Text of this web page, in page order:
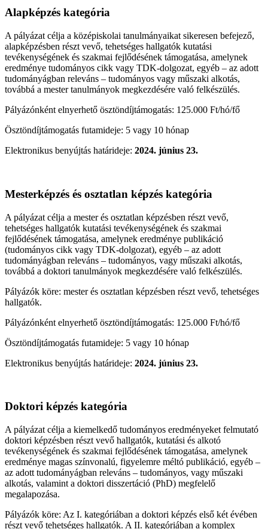
Alapképzés kategória
A pályázat célja a középiskolai tanulmányaikat sikeresen befejező,
alapképzésben részt vevő, tehetséges hallgatók kutatási
tevékenységének és szakmai fejlődésének támogatása, amelynek
eredménye tudományos cikk vagy TDK-dolgozat, egyéb – az adott
tudományágban releváns – tudományos vagy műszaki alkotás,
továbbá a mester tanulmányok megkezdésére való felkészülés.
Pályázónként elnyerhető ösztöndíjtámogatás: 125.000 Ft/hó/fő
Ösztöndíjtámogatás futamideje: 5 vagy 10 hónap
Elektronikus benyújtás határideje: 2024. június 23.
Mesterképzés és osztatlan képzés kategória
A pályázat célja a mester és osztatlan képzésben részt vevő,
tehetséges hallgatók kutatási tevékenységének és szakmai
fejlődésének támogatása, amelynek eredménye publikáció
(tudományos cikk vagy TDK-dolgozat), egyéb – az adott
tudományágban releváns – tudományos, vagy műszaki alkotás,
továbbá a doktori tanulmányok megkezdésére való felkészülés.
Pályázók köre: mester és osztatlan képzésben részt vevő, tehetséges
hallgatók.
Pályázónként elnyerhető ösztöndíjtámogatás: 125.000 Ft/hó/fő
Ösztöndíjtámogatás futamideje: 5 vagy 10 hónap
Elektronikus benyújtás határideje: 2024. június 23.
Doktori képzés kategória
A pályázat célja a kiemelkedő tudományos eredményeket felmutató
doktori képzésben részt vevő hallgatók, kutatási és alkotó
tevékenységének és szakmai fejlődésének támogatása, amelynek
eredménye magas színvonalú, figyelemre méltó publikáció, egyéb –
az adott tudományágban releváns – tudományos, vagy műszaki
alkotás, valamint a doktori disszertáció (PhD) megfelelő
megalapozása.
Pályázók köre: Az I. kategóriában a doktori képzés első két évében
részt vevő tehetséges hallgatók. A II. kategóriában a komplex